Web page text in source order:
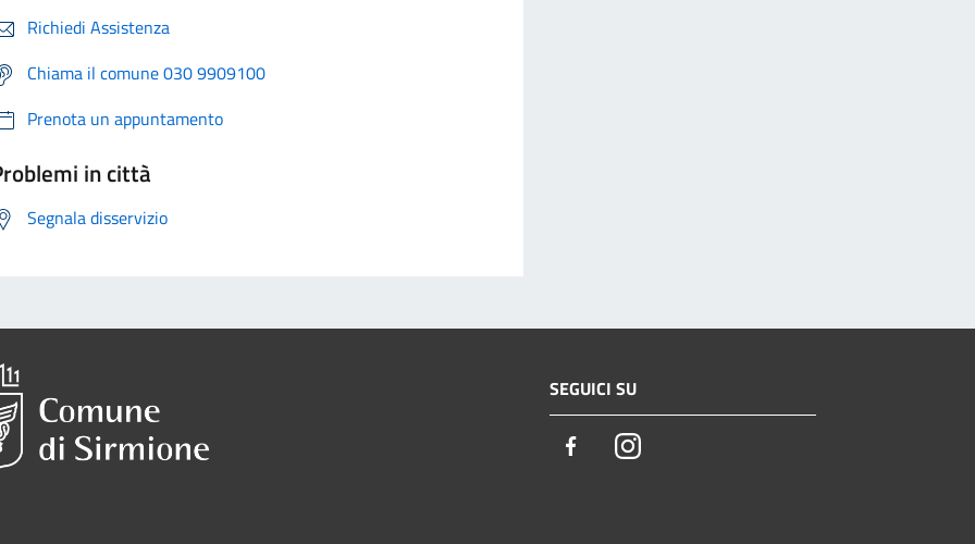
Richiedi Assistenza
Chiama il comune 030 9909100
Prenota un appuntamento
in città
Segnala disservizio
SEGUICI SU
FacebookInstagram